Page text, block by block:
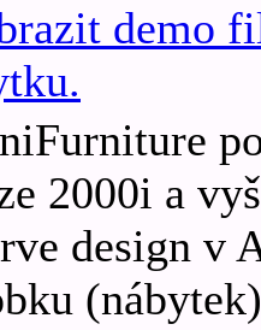
demo
2000i a
design v